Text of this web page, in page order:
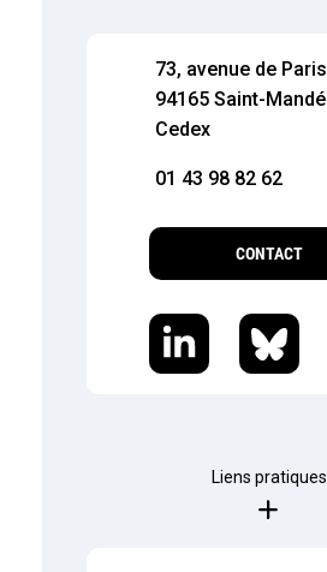
73, avenue de Paris
94165 Saint-Mandé
Cedex
01 43 98 82 62
CONTACT
Liens pratiques